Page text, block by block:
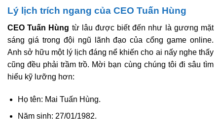
Lý lịch trích ngang của CEO Tuấn Hùng
CEO Tuấn Hùng từ lâu được biết đến như là gương mặt
sáng giá trong đội ngũ lãnh đạo của cổng game online.
Anh sở hữu một lý lịch đáng nể khiến cho ai nấy nghe thấy
cũng đều phải trầm trồ. Mời bạn cùng chúng tôi đi sâu tìm
hiểu kỹ lưỡng hơn:
Họ tên: Mai Tuấn Hùng.
Năm sinh: 27/01/1982.